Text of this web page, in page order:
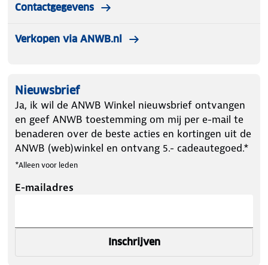
Contactgegevens
Verkopen via ANWB.nl
Nieuwsbrief
Ja, ik wil de ANWB Winkel nieuwsbrief ontvangen
en geef ANWB toestemming om mij per e-mail te
benaderen over de beste acties en kortingen uit de
ANWB (web)winkel en ontvang 5.- cadeautegoed.*
*Alleen voor leden
E-mailadres
Inschrijven